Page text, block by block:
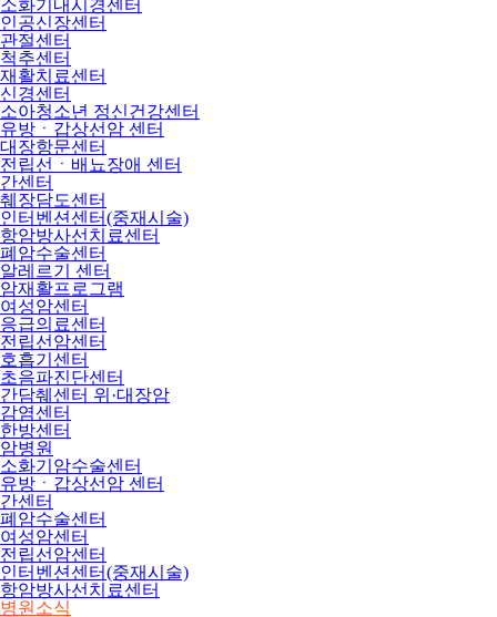
소화기내시경센터
인공신장센터
관절센터
척추센터
재활치료센터
신경센터
소아청소년 정신건강센터
유방ㆍ갑상선암 센터
대장항문센터
전립선ㆍ배뇨장애 센터
간센터
췌장담도센터
인터벤션센터(중재시술)
항암방사선치료센터
폐암수술센터
알레르기 센터
암재활프로그램
여성암센터
응급의료센터
전립선암센터
호흡기센터
초음파진단센터
간담췌센터 위·대장암
감염센터
한방센터
암병원
소화기암수술센터
유방ㆍ갑상선암 센터
간센터
폐암수술센터
여성암센터
전립선암센터
인터벤션센터(중재시술)
항암방사선치료센터
병원소식